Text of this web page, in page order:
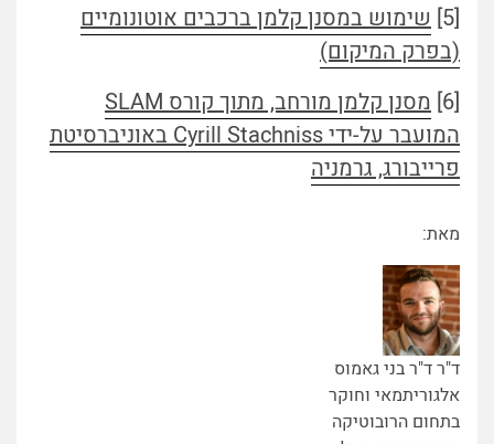
[5]
שימוש במסנן קלמן ברכבים אוטונומיים
(בפרק המיקום)
[6]
מסנן קלמן מורחב, מתוך קורס SLAM
המועבר על-ידי Cyrill Stachniss באוניברסיטת
פרייבורג, גרמניה
מאת:
ד"ר ד"ר בני גאמוס
אלגוריתמאי וחוקר
בתחום הרובוטיקה